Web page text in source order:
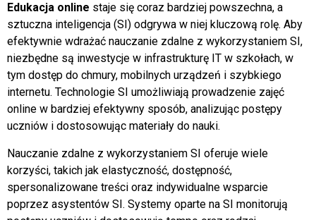
Edukacja online staje się coraz bardziej powszechna, a
sztuczna inteligencja (SI) odgrywa w niej kluczową rolę. Aby
efektywnie wdrażać nauczanie zdalne z wykorzystaniem SI,
niezbędne są inwestycje w infrastrukturę IT w szkołach, w
tym dostęp do chmury, mobilnych urządzeń i szybkiego
internetu. Technologie SI umożliwiają prowadzenie zajęć
online w bardziej efektywny sposób, analizując postępy
uczniów i dostosowując materiały do nauki.
Nauczanie zdalne z wykorzystaniem SI oferuje wiele
korzyści, takich jak elastyczność, dostępność,
spersonalizowane treści oraz indywidualne wsparcie
poprzez asystentów SI. Systemy oparte na SI monitorują